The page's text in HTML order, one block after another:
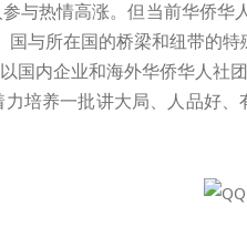
与热情高涨。但当前华侨华
与所在国的桥梁和纽带的特
国内企业和海外华侨华人社
培养一批讲大局、人品好